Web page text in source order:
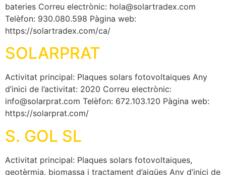
bateries Correu electrònic: hola@solartradex.com
Telèfon: 930.080.598 Pàgina web:
https://solartradex.com/ca/
SOLARPRAT
Activitat principal: Plaques solars fotovoltaiques Any
d’inici de l’activitat: 2020 Correu electrònic:
info@solarprat.com Telèfon: 672.103.120 Pàgina web:
https://solarprat.com/
S. GOL SL
Activitat principal: Plaques solars fotovoltaiques,
geotèrmia, biomassa i tractament d’aigües Any d’inici de